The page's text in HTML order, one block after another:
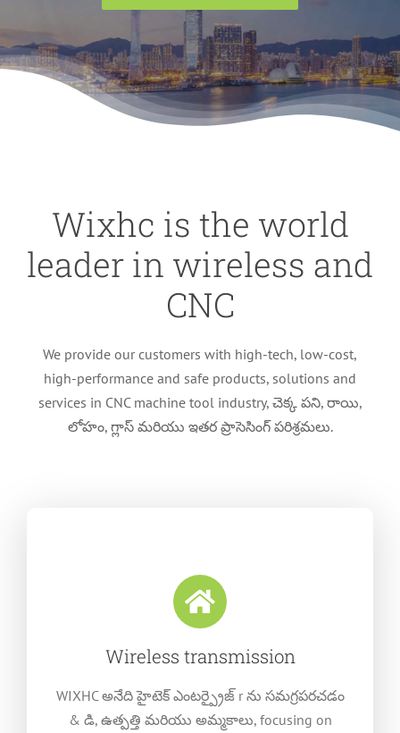
Wixhc is the world
leader in wireless and
CNC
We provide our customers with high-tech, low-cost,
high-performance and safe products, solutions and
services in CNC machine tool industry, చెక్క పని, రాయి,
లోహం, గ్లాస్ మరియు ఇతర ప్రాసెసింగ్ పరిశ్రమలు.
Wireless transmission
WIXHC అనేది హైటెక్ ఎంటర్ప్రైజ్ r ను సమగ్రపరచడం
& డి, ఉత్పత్తి మరియు అమ్మకాలు, focusing on